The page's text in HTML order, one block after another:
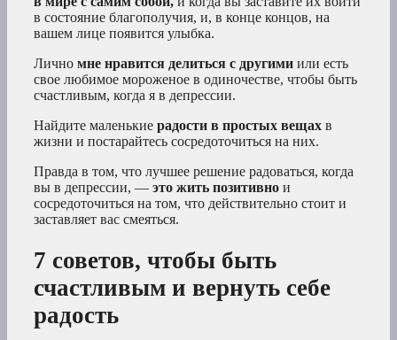
в состояние благополучия, и, в конце концов, на
вашем лице появится улыбка.
Лично мне нравится делиться с другими или есть
свое любимое мороженое в одиночестве, чтобы быть
счастливым, когда я в депрессии.
Найдите маленькие радости в простых вещах в
жизни и постарайтесь сосредоточиться на них.
Правда в том, что лучшее решение радоваться, когда
вы в депрессии, — это жить позитивно и
сосредоточиться на том, что действительно стоит и
заставляет вас смеяться.
7 советов, чтобы быть
счастливым и вернуть себе
радость